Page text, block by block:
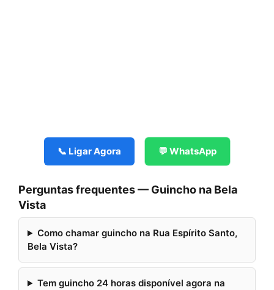
📞 Ligar Agora 💬 WhatsApp
Perguntas frequentes — Guincho na Bela
Vista
Como chamar guincho na Rua Espírito Santo,
Bela Vista?
Tem guincho 24 horas disponível agora na